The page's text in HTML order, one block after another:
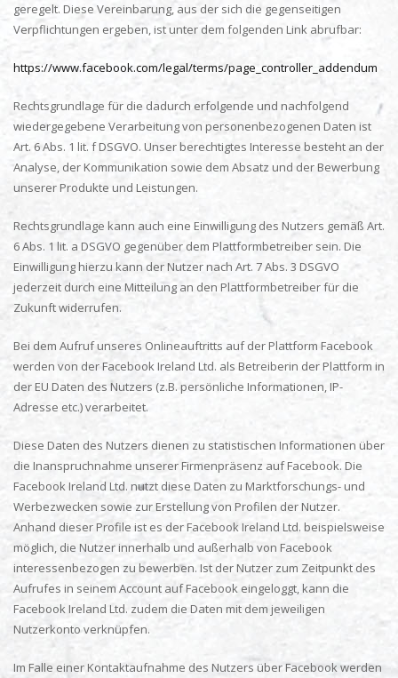
geregelt. Diese Vereinbarung, aus der sich die gegenseitigen
Verpflichtungen ergeben, ist unter dem folgenden Link abrufbar:
https://www.facebook.com/legal/terms/page_controller_addendum
Rechtsgrundlage für die dadurch erfolgende und nachfolgend
wiedergegebene Verarbeitung von personenbezogenen Daten ist
Art. 6 Abs. 1 lit. f DSGVO. Unser berechtigtes Interesse besteht an der
Analyse, der Kommunikation sowie dem Absatz und der Bewerbung
unserer Produkte und Leistungen.
Rechtsgrundlage kann auch eine Einwilligung des Nutzers gemäß Art.
6 Abs. 1 lit. a DSGVO gegenüber dem Plattformbetreiber sein. Die
Einwilligung hierzu kann der Nutzer nach Art. 7 Abs. 3 DSGVO
jederzeit durch eine Mitteilung an den Plattformbetreiber für die
Zukunft widerrufen.
Bei dem Aufruf unseres Onlineauftritts auf der Plattform Facebook
werden von der Facebook Ireland Ltd. als Betreiberin der Plattform in
der EU Daten des Nutzers (z.B. persönliche Informationen, IP-
Adresse etc.) verarbeitet.
Diese Daten des Nutzers dienen zu statistischen Informationen über
die Inanspruchnahme unserer Firmenpräsenz auf Facebook. Die
Facebook Ireland Ltd. nutzt diese Daten zu Marktforschungs- und
Werbezwecken sowie zur Erstellung von Profilen der Nutzer.
Anhand dieser Profile ist es der Facebook Ireland Ltd. beispielsweise
möglich, die Nutzer innerhalb und außerhalb von Facebook
interessenbezogen zu bewerben. Ist der Nutzer zum Zeitpunkt des
Aufrufes in seinem Account auf Facebook eingeloggt, kann die
Facebook Ireland Ltd. zudem die Daten mit dem jeweiligen
Nutzerkonto verknüpfen.
Im Falle einer Kontaktaufnahme des Nutzers über Facebook werden